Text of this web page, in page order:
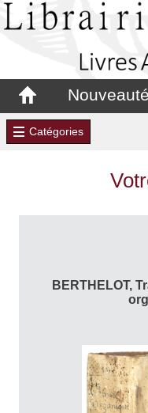
Catégories
BERTHELOT,